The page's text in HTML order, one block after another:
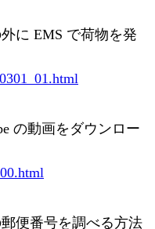
に EMS で荷物を発
の動画をダウンロー
便番号を調べる方法